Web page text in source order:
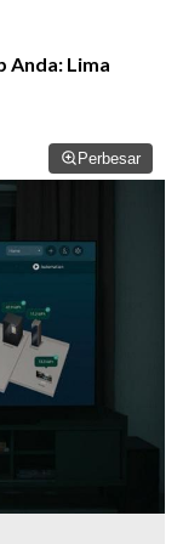
Anda: Lima
Perbesar